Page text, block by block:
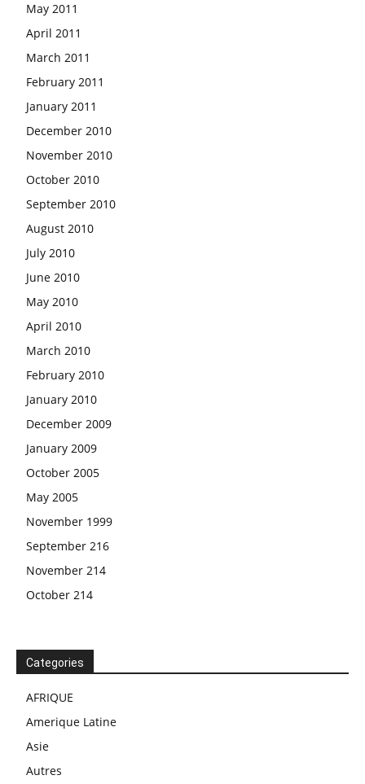
May 2011
April 2011
March 2011
February 2011
January 2011
December 2010
November 2010
October 2010
September 2010
August 2010
July 2010
June 2010
May 2010
April 2010
March 2010
February 2010
January 2010
December 2009
January 2009
October 2005
May 2005
November 1999
September 216
November 214
October 214
Categories
AFRIQUE
Amerique Latine
Asie
Autres